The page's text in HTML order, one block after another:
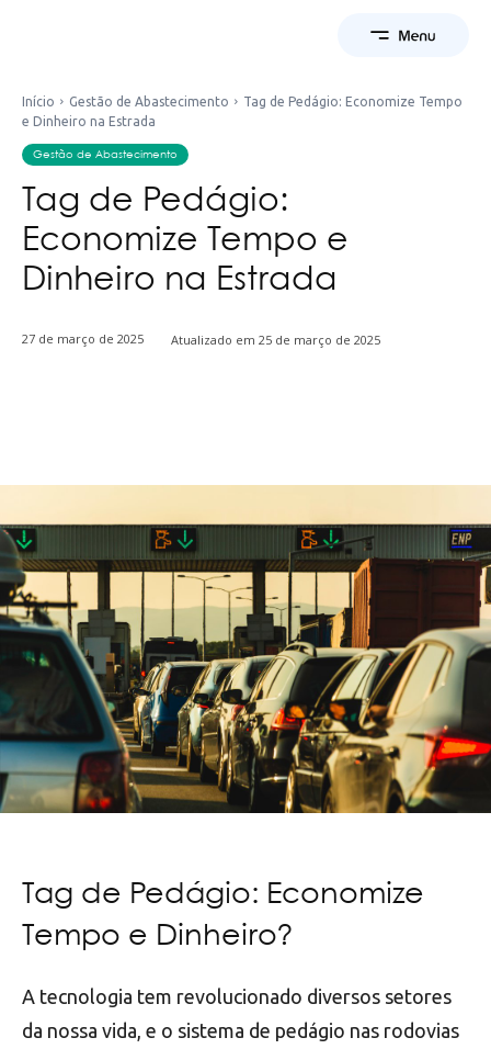
Início Gestão de Abastecimento
Tag de Pedágio: Economize Tempo
e Dinheiro na Estrada
Gestão de Abastecimento
Tag de Pedágio:
Economize Tempo e
Dinheiro na Estrada
27 de março de 2025 Atualizado em 25 de março de 2025
Tag de Pedágio: Economize
Tempo e Dinheiro?
A tecnologia tem revolucionado diversos setores
da nossa vida, e o sistema de pedágio nas rodovias